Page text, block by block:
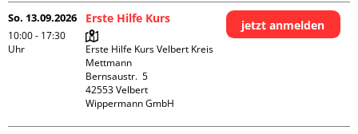
So. 13.09.2026
10:00 - 17:30
Uhr
Erste Hilfe Kurs
Erste Hilfe Kurs Velbert Kreis
Mettmann
Bernsaustr.  5
42553 Velbert
Wippermann GmbH
jetzt anmelden